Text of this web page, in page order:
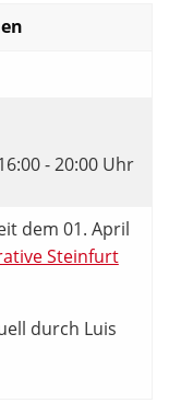
- 20:00 Uhr
dem 01. April
Steinfurt
durch Luis